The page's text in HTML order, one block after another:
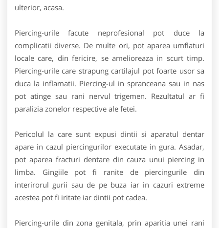
ulterior, acasa.
Piercing-urile facute neprofesional pot duce la
complicatii diverse. De multe ori, pot aparea umflaturi
locale care, din fericire, se amelioreaza in scurt timp.
Piercing-urile care strapung cartilajul pot foarte usor sa
duca la inflamatii. Piercing-ul in spranceana sau in nas
pot atinge sau rani nervul trigemen. Rezultatul ar fi
paralizia zonelor respective ale fetei.
Pericolul la care sunt expusi dintii si aparatul dentar
apare in cazul piercingurilor executate in gura. Asadar,
pot aparea fracturi dentare din cauza unui piercing in
limba. Gingiile pot fi ranite de piercingurile din
interirorul gurii sau de pe buza iar in cazuri extreme
acestea pot fi iritate iar dintii pot cadea.
Piercing-urile din zona genitala, prin aparitia unei rani